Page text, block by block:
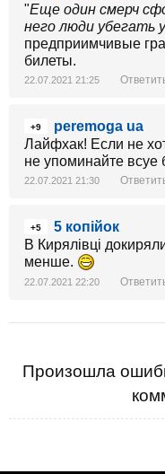
"Еще один смерч
него люди убегать
предприимчивые
билеты.
22.07.2021 21:25
+9
peremoga ua
Лайфхак! Если не
не упоминайте всуе
22.07.2021 21:30
+5
5 копійок
В Кирялівці
менше.
22.07.2021 22:20
Произошла